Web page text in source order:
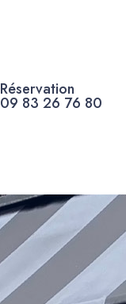
Réservation
09 83 26 76 80